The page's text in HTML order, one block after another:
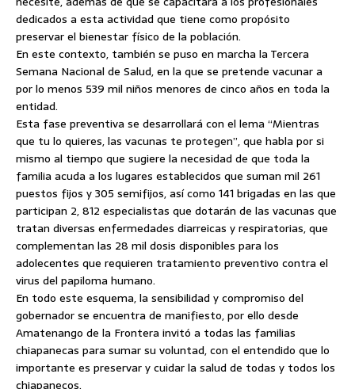
dedicados a esta actividad que tiene como propósito
preservar el bienestar físico de la población.
En este contexto, también se puso en marcha la Tercera
Semana Nacional de Salud, en la que se pretende vacunar a
por lo menos 539 mil niños menores de cinco años en toda la
entidad.
Esta fase preventiva se desarrollará con el lema “Mientras
que tu lo quieres, las vacunas te protegen”, que habla por si
mismo al tiempo que sugiere la necesidad de que toda la
familia acuda a los lugares establecidos que suman mil 261
puestos fijos y 305 semifijos, así como 141 brigadas en las que
participan 2, 812 especialistas que dotarán de las vacunas que
tratan diversas enfermedades diarreicas y respiratorias, que
complementan las 28 mil dosis disponibles para los
adolecentes que requieren tratamiento preventivo contra el
virus del papiloma humano.
En todo este esquema, la sensibilidad y compromiso del
gobernador se encuentra de manifiesto, por ello desde
Amatenango de la Frontera invitó a todas las familias
chiapanecas para sumar su voluntad, con el entendido que lo
importante es preservar y cuidar la salud de todas y todos los
chiapanecos.